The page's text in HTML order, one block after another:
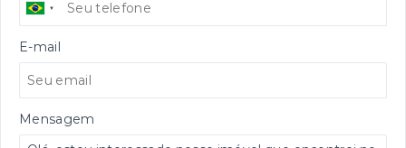
E-mail
Mensagem